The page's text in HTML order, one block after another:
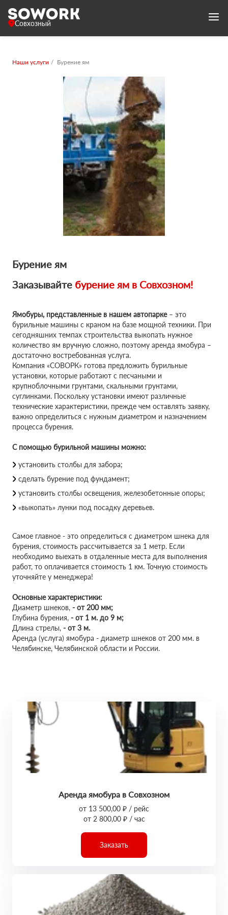
Совхозный
Наши услуги Бурение ям
Бурение ям
Заказывайте бурение ям в Совхозном!
Ямобуры, представленные в нашем автопарке– это
бурильные машины с краном на базе мощной техники. При
сегодняшних темпах строительства выкопать нужное
количество ям вручную сложно, поэтому аренда ямобура –
достаточно востребованная услуга.
Компания «СОВОРК» готова предложить бурильные
установки, которые работают с песчаными и
крупноблочными грунтами, скальными грунтами,
суглинками. Поскольку установки имеют различные
технические характеристики, прежде чем оставлять заявку,
важно определиться с нужным диаметром и назначением
процесса бурения.
С помощью бурильной машины можно:
установить столбы для забора;
сделать бурение под фундамент;
установить столбы освещения, железобетонные опоры;
«выкопать» лунки под посадку деревьев.
Самое главное - это определиться с диаметром шнека для
бурения, стоимость рассчитывается за 1 метр. Если
необходимо выехать в отдаленные места для выполнения
работ, то оплачивается стоимость 1 км. Точную стоимость
уточняйте у менеджера!
Основные характеристики:
Диаметр шнеков, - от 200 мм;
Глубина бурения, - от 1 м. до 9 м;
Длина стрелы, - от 3 м.
Аренда (услуга) ямобура - диаметр шнеков от 200 мм. в
Челябинске, Челябинской области и России.
Аренда ямобура в Совхозном
от 13 500,00 ₽ / рейс
от 2 800,00 ₽ / час
Заказать